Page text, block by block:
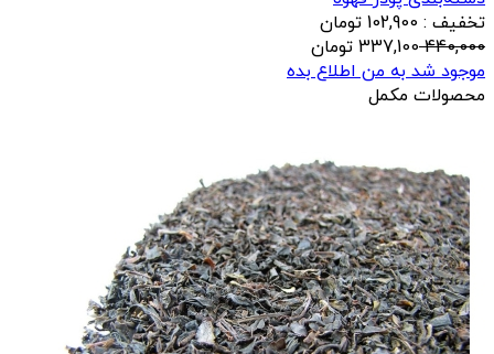
تخفیف : 102,900 تومان
440,000
337,100 تومان
موجود شد به من اطلاع بده
محصولات مکمل